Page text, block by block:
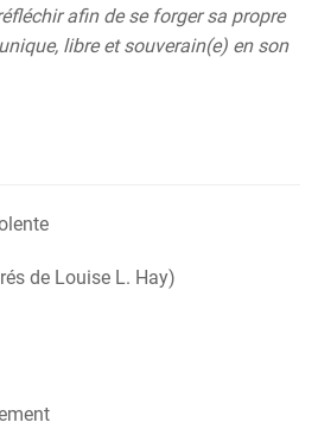
afin de se forger sa propre
libre et souverain(e) en son
de Louise L. Hay)